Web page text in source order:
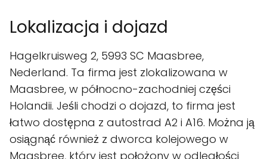
Lokalizacja i dojazd
Hagelkruisweg 2, 5993 SC Maasbree,
Nederland. Ta firma jest zlokalizowana w
Maasbree, w północno-zachodniej części
Holandii. Jeśli chodzi o dojazd, to firma jest
łatwo dostępna z autostrad A2 i A16. Można ją
osiągnąć również z dworca kolejowego w
Maasbree, który jest położony w odległości